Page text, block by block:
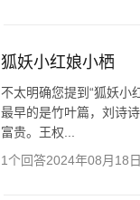
狐妖小红娘小栖
不太明确您提到“狐妖小
最早的是竹叶篇，刘诗
富贵。王权...
1个回答2024年08月18